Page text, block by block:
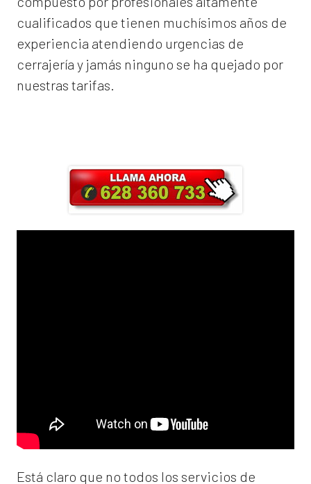
cualificados que tienen muchísimos años de
experiencia atendiendo urgencias de
cerrajería y jamás ninguno se ha quejado por
nuestras tarifas.
Está claro que no todos los servicios de